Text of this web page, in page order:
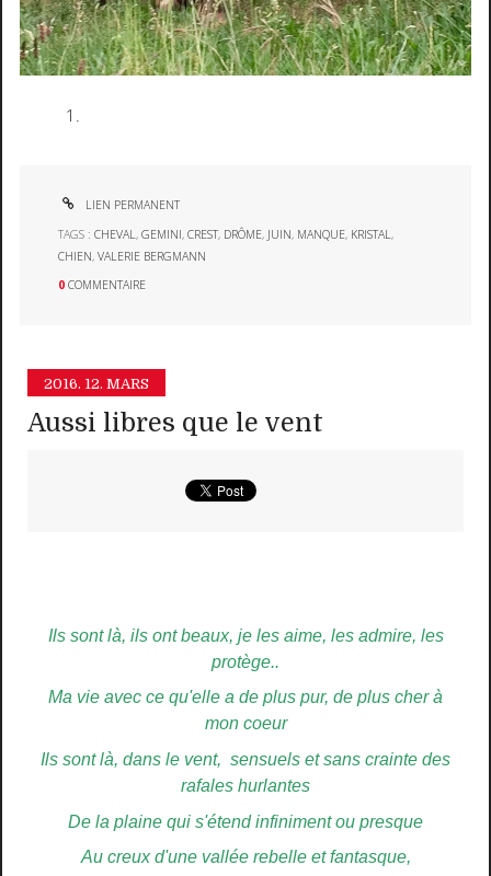
LIEN PERMANENT
TAGS :CHEVAL ,GEMINI,CREST, DRÔME, JUIN, MANQUE, KRISTAL ,
CHIEN,VALERIE BERGMANN
0 COMMENTAIRE
2016. 12. MARS
Aussi libres que le vent
Ils sont là, ils ont beaux, je les aime, les admire, les
protège..
Ma vie avec ce qu'elle a de plus pur, de plus cher à
mon coeur
Ils sont là, dans le vent, sensuels et sans crainte des
rafales hurlantes
De la plaine qui s'étend infiniment ou presque
Au creux d'une vallée rebelle et fantasque,